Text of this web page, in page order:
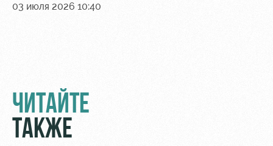
03 июля 2026 10:40
ЧИТАЙТЕ
ТАКЖЕ